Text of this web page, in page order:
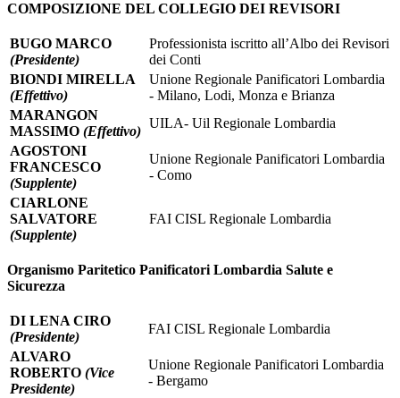
COMPOSIZIONE DEL COLLEGIO DEI REVISORI
BUGO MARCO
(Presidente)
Professionista iscritto all’Albo dei Revisori
dei Conti
BIONDI MIRELLA
(Effettivo)
Unione Regionale Panificatori Lombardia
- Milano, Lodi, Monza e Brianza
MARANGON
MASSIMO (Effettivo)
UILA- Uil Regionale Lombardia
AGOSTONI
FRANCESCO
(Supplente)
Unione Regionale Panificatori Lombardia
- Como
CIARLONE
SALVATORE
(Supplente)
FAI CISL Regionale Lombardia
Organismo Paritetico Panificatori Lombardia Salute e
Sicurezza
DI LENA CIRO
(Presidente)
FAI CISL Regionale Lombardia
ALVARO
ROBERTO (Vice
Presidente)
Unione Regionale Panificatori Lombardia
- Bergamo